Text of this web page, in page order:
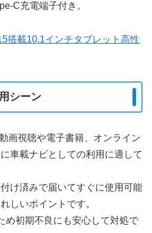
C充電端子付き。
搭載10.1インチタブレット高性
シーン
画視聴や電子書籍、オンライン
車載ナビとしての利用に適して
け済みで届いてすぐに使用可能
しいポイントです。
め初期不良にも安心して対処で